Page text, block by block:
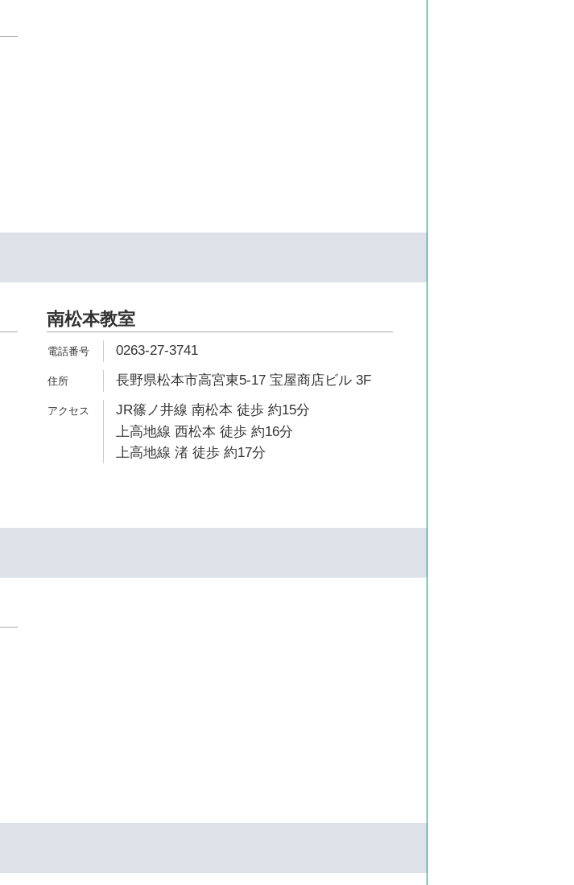
南松本教室
0263-27-3741
長野県松本市高宮東5-17 宝屋商店ビル 3F
JR篠ノ井線 南松本 徒歩 約15分
上高地線 西松本 徒歩 約16分
上高地線 渚 徒歩 約17分